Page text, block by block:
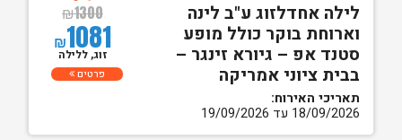
לילה אחדלזוג ע"ב לינה
וארוחת בוקר כולל מופע
סטנד אפ – גיורא זינגר –
בבית ציוני אמריקה
תאריכי האירוח:
18/09/2026 עד 19/09/2026
₪1300
₪1081
זוג, ללילה
פרטים